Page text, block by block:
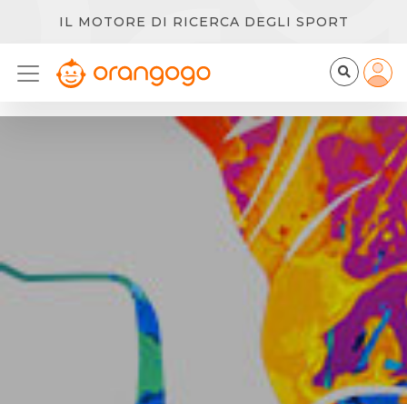
IL MOTORE DI RICERCA DEGLI SPORT